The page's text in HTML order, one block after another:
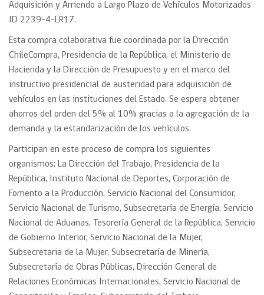
Adquisición y Arriendo a Largo Plazo de Vehículos Motorizados
ID 2239-4-LR17.
Esta compra colaborativa fue coordinada por la Dirección
ChileCompra, Presidencia de la República, el Ministerio de
Hacienda y la Dirección de Presupuesto y en el marco del
instructivo presidencial de austeridad para adquisición de
vehículos en las instituciones del Estado. Se espera obtener
ahorros del orden del 5% al 10% gracias a la agregación de la
demanda y la estandarización de los vehículos.
Participan en este proceso de compra los siguientes
organismos: La Dirección del Trabajo, Presidencia de la
República, Instituto Nacional de Deportes, Corporación de
Fomento a la Producción, Servicio Nacional del Consumidor,
Servicio Nacional de Turismo, Subsecretaría de Energía, Servicio
Nacional de Aduanas, Tesorería General de la República, Servicio
de Gobierno Interior, Servicio Nacional de la Mujer,
Subsecretaria de la Mujer, Subsecretaría de Minería,
Subsecretaría de Obras Públicas, Dirección General de
Relaciones Económicas Internacionales, Servicio Nacional de